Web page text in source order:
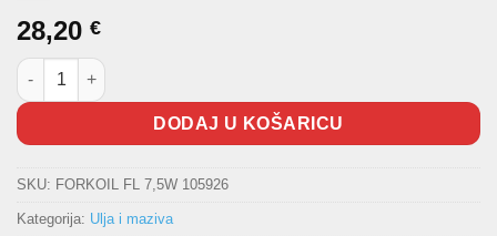
28,20 €
Ulje MOTUL Fork Oil FACTORY LINE 7,5W 1L količina
DODAJ U KOŠARICU
SKU: FORKOIL FL 7,5W 105926
Kategorija: Ulja i maziva